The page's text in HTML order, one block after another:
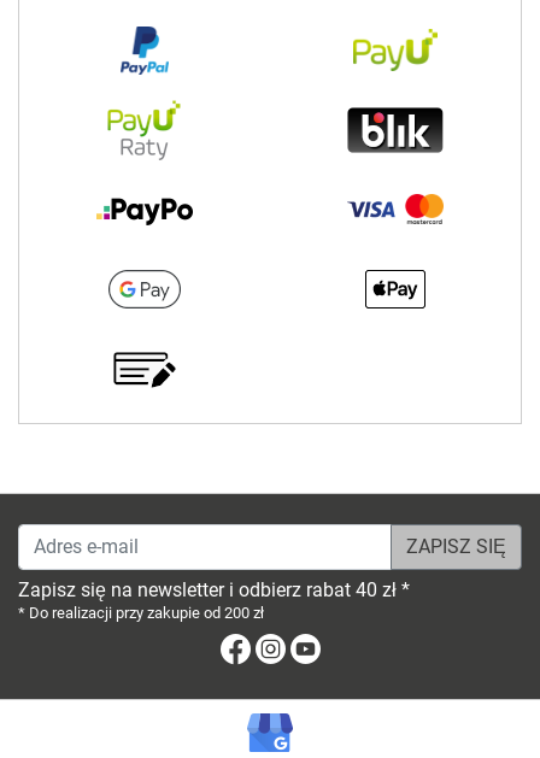
Adres e-mail
Zapisz się na newsletter i odbierz rabat 40 zł *
* Do realizacji przy zakupie od 200 zł
FacebookInstagram